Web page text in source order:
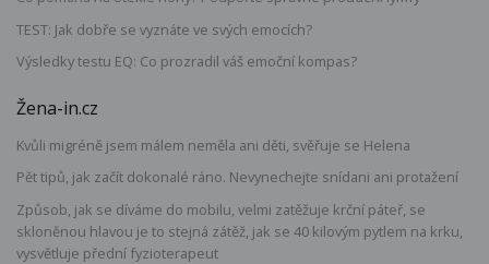
TEST: Jak dobře se vyznáte ve svých emocích?
Výsledky testu EQ: Co prozradil váš emoční kompas?
Žena-in.cz
Kvůli migréně jsem málem neměla ani děti, svěřuje se Helena
Pět tipů, jak začít dokonalé ráno. Nevynechejte snídani ani protažení
Způsob, jak se díváme do mobilu, velmi zatěžuje krční páteř, se
skloněnou hlavou je to stejná zátěž, jak se 40 kilovým pytlem na krku,
vysvětluje přední fyzioterapeut